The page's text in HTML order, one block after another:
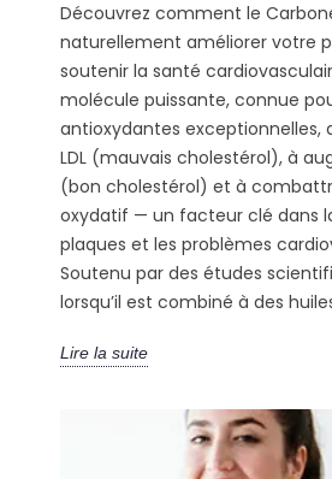
Découvrez comment le
naturellement améliorer votre
soutenir la santé
molécule puissante, connue
antioxydantes exceptionnelles,
LDL (mauvais cholestérol), à
(bon cholestérol) et à
oxydatif — un facteur clé dans
plaques et les problèmes
Soutenu par des études
lorsqu’il est combiné à des
Lire la suite